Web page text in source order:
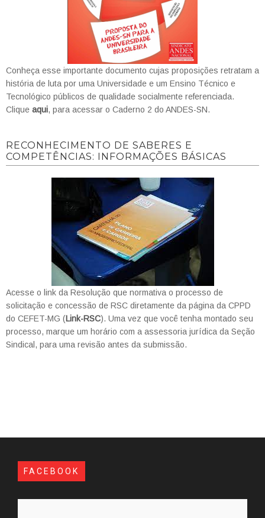
Conheça esse importante documento cujas proposições retratam a
história de luta por uma Universidade e um Ensino Técnico e
Tecnológico públicos de qualidade socialmente referenciada.
Clique aqui, para acessar o Caderno 2 do ANDES-SN.
RECONHECIMENTO DE SABERES E
COMPETÊNCIAS: INFORMAÇÕES BÁSICAS
Acesse o link da Resolução que normativa o processo de
solicitação e concessão de RSC diretamente da página da CPPD
do CEFET-MG (Link-RSC). Uma vez que você tenha montado seu
processo, marque um horário com a assessoria jurídica da Seção
Sindical, para uma revisão antes da submissão.
FACEBOOK